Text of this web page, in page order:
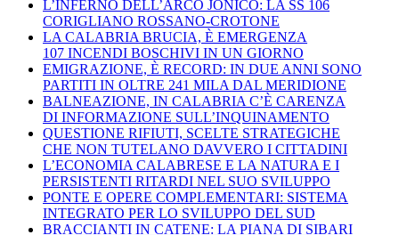
L’INFERNO DELL’ARCO JONICO: LA SS 106
CORIGLIANO ROSSANO-CROTONE
LA CALABRIA BRUCIA, È EMERGENZA
107 INCENDI BOSCHIVI IN UN GIORNO
EMIGRAZIONE, È RECORD: IN DUE ANNI SONO
PARTITI IN OLTRE 241 MILA DAL MERIDIONE
BALNEAZIONE, IN CALABRIA C’È CARENZA
DI INFORMAZIONE SULL’INQUINAMENTO
QUESTIONE RIFIUTI, SCELTE STRATEGICHE
CHE NON TUTELANO DAVVERO I CITTADINI
L’ECONOMIA CALABRESE E LA NATURA E I
PERSISTENTI RITARDI NEL SUO SVILUPPO
PONTE E OPERE COMPLEMENTARI: SISTEMA
INTEGRATO PER LO SVILUPPO DEL SUD
BRACCIANTI IN CATENE: LA PIANA DI SIBARI